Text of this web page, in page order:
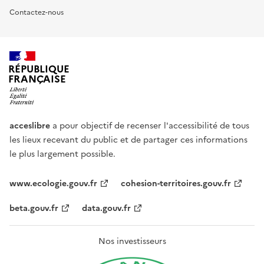
Contactez-nous
RÉPUBLIQUE
FRANÇAISE
acceslibre a pour objectif de recenser l'accessibilité de tous
les lieux recevant du public et de partager ces informations
le plus largement possible.
www.ecologie.gouv.fr
cohesion-territoires.gouv.fr
beta.gouv.fr
data.gouv.fr
Nos investisseurs